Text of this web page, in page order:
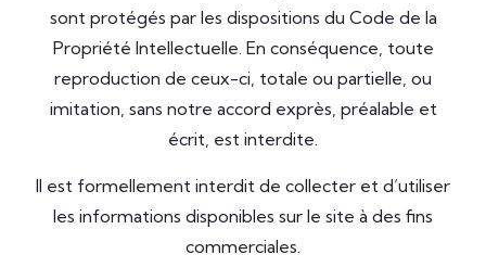
sont protégés par les dispositions du Code de la
Propriété Intellectuelle. En conséquence, toute
reproduction de ceux-ci, totale ou partielle, ou
imitation, sans notre accord exprès, préalable et
écrit, est interdite.
Il est formellement interdit de collecter et d’utiliser
les informations disponibles sur le site à des fins
commerciales.